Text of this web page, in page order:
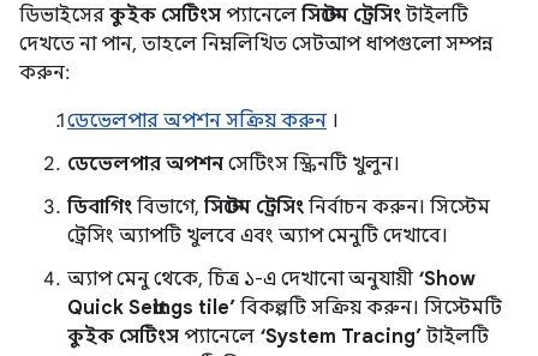
ডিভাইসের কুইক সেটিংস প্যানেলে সিস্টেম ট্রেসিং টাইলটি
দেখতে না পান, তাহলে নিম্নলিখিত সেটআপ ধাপগুলো সম্পন্ন
করুন:
ডেভেলপার অপশন সক্রিয় করুন ।
ডেভেলপার অপশন সেটিংস স্ক্রিনটি খুলুন।
ডিবাগিং বিভাগে, সিস্টেম ট্রেসিং নির্বাচন করুন। সিস্টেম
ট্রেসিং অ্যাপটি খুলবে এবং অ্যাপ মেনুটি দেখাবে।
অ্যাপ মেনু থেকে, চিত্র ১-এ দেখানো অনুযায়ী ‘Show
Quick Settings tile’ বিকল্পটি সক্রিয় করুন। সিস্টেমটি
কুইক সেটিংস প্যানেলে ‘System Tracing’ টাইলটি